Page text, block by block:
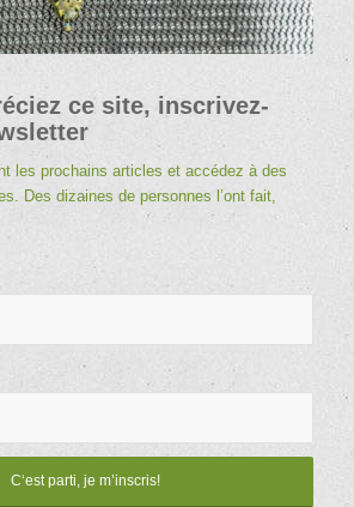
ce site, inscrivez-
les prochains articles et accédez à des
Des dizaines de personnes l’ont fait,